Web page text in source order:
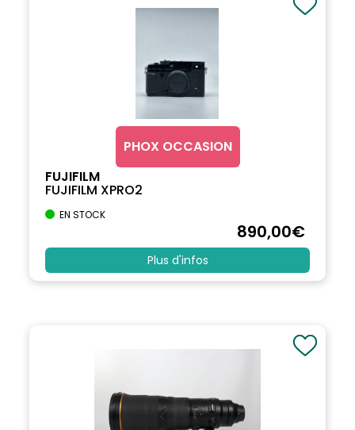
PHOX OCCASION
FUJIFILM
FUJIFILM XPRO2
EN STOCK
890,00€
Plus d'infos